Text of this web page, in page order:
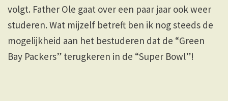
volgt. Father Ole gaat over een paar jaar ook weer
studeren. Wat mijzelf betreft ben ik nog steeds de
mogelijkheid aan het bestuderen dat de “Green
Bay Packers” terugkeren in de “Super Bowl”!